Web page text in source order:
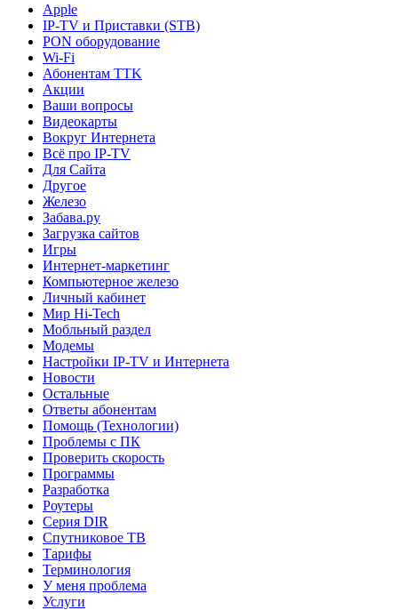
Apple
IP-TV и Приставки (STB)
PON оборудование
Wi-Fi
Абонентам TTK
Акции
Ваши вопросы
Видеокарты
Вокруг Интернета
Всё про IP-TV
Для Сайта
Другое
Железо
Забава.ру
Загрузка сайтов
Игры
Интернет-маркетинг
Компьютерное железо
Личный кабинет
Мир Hi-Tech
Мобльный раздел
Модемы
Настройки IP-TV и Интернета
Новости
Остальные
Ответы абонентам
Помощь (Технологии)
Проблемы с ПК
Проверить скорость
Программы
Разработка
Роутеры
Серия DIR
Спутниковое ТВ
Тарифы
Терминология
У меня проблема
Услуги